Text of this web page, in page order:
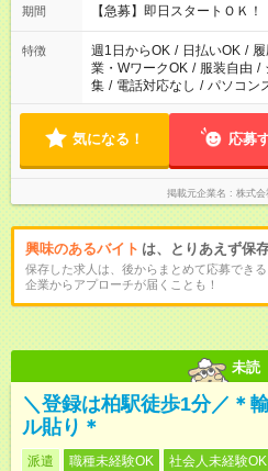
22：00～翌6：00 など！是
期間 【急募】即日スタートＯＫ
特徴 週1日からOK / 日払いOK /
業・WワークOK / 服装自由 /
集 / 電話対応なし / パソコン
気になる！ 応募
掲載元企業名 株式会
興味のあるバイト は、とりあえず保
保存した求人は、後からまとめて応募できる
企業からアプローチが届くことも！
未読
＼登録は柏駅徒歩1分／＊
ル貼り＊
派遣 職種未経験OK 社会人未経験OK